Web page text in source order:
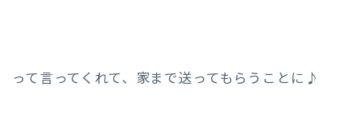
って言ってくれて、家まで送ってもらうことに♪